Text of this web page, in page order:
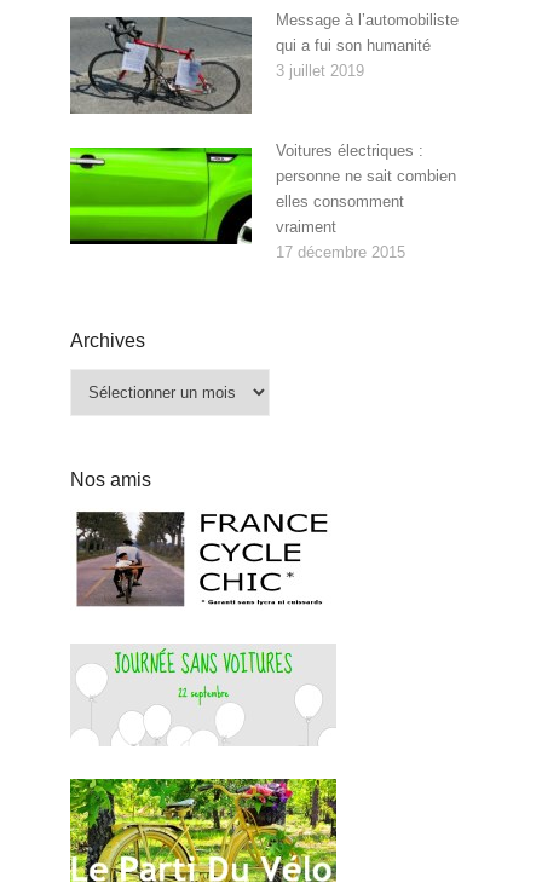
Message à l’automobiliste
qui a fui son humanité
3 juillet 2019
Voitures électriques :
personne ne sait combien
elles consomment
vraiment
17 décembre 2015
Archives
Archives
Nos amis